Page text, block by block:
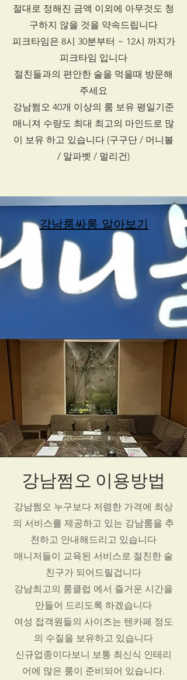
절대로 정해진 금액 이외에 아무것도 청
구하지 않을 것을 약속드립니다
피크타임은 8시 30분부터 ~ 12시 까지가
피크타임 입니다
절친들과의 편안한 술을 먹을때 방문해
주세요
강남쩜오 40개 이상의 룸 보유 평일기준
매니져 수량도 최대 최고의 마인드로 많
이 보유 하고 있습니다 (구구단 / 머니볼
/ 알파벳 / 멀리건)
​강남룸싸롱 알아보기
​강남쩜오 이용방법
강남쩜오 누구보다 저렴한 가격에 최상
의 서비스를 제공하고 있는 강남룸을 추
천하고 안내해드리고 있습니다
매니저들이 교육된 서비스로 절친한 술
친구가 되어드릴겁니다
강남최고의 룸클럽 에서 즐거운 시간을
만들어 드리도록 하겠습니다
여성 접객원들의 사이즈는 텐카페 정도
의 수질을 보유하고 있습니다
신규업종이다보니 보통 최신식 인테리
어에 많은 룸이 준비되어 있습니다.